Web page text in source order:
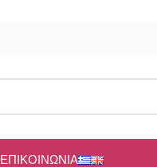
ΕΠΙΚΟΙΝΩΝΊΑ